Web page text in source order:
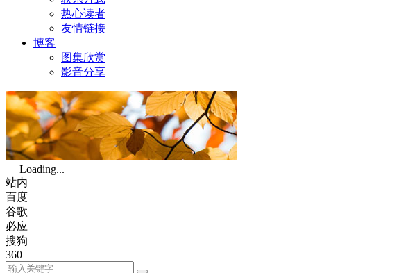
热心读者
友情链接
博客
图集欣赏
影音分享
Loading...
站内
百度
谷歌
必应
搜狗
360